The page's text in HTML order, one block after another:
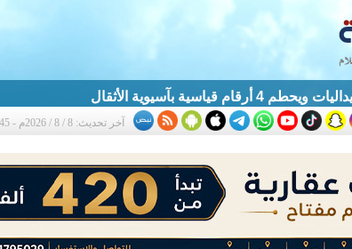
آخر تحديث: 8 / 8 / 2026م - 1:45 ص